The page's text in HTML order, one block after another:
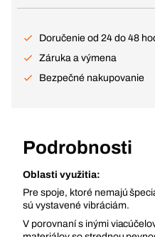
Doručenie od 24 do 48
Záruka a výmena
Bezpečné nakupovanie
Podrobnosti
Oblasti využitia:
Pre spoje, ktoré nemajú
sú vystavené vibráciám.
V porovnaní s inými